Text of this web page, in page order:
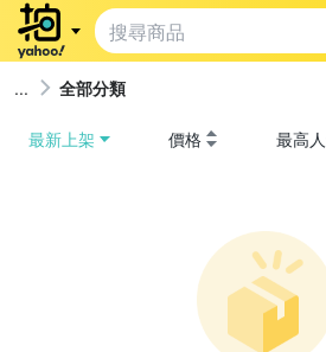
全部分類
最新上架 價格 最高